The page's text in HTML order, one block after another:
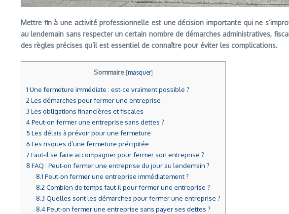
Mettre fin à une activité professionnelle est une décision importante qui ne
au lendemain sans respecter un certain nombre de démarches administratives,
des règles précises qu’il est essentiel de connaître pour éviter les complications.
Sommaire [masquer]
1 Une fermeture immédiate : est-ce vraiment possible ?
2 Les démarches pour fermer une entreprise
3 Les obligations financières et fiscales
4Peut-on fermer une entreprise sans dettes ?
5 Les délais à prévoir pour une fermeture
6 Les risques d’une fermeture précipitée
7 Faut-il se faire accompagner pour fermer son entreprise ?
8 FAQ : Peut-on fermer une entreprise du jour au lendemain ?
8.1 Peut-on fermer une entreprise immédiatement ?
8.2 Combien de temps faut-il pour fermer une entreprise ?
8.3 Quelles sont les démarches pour fermer une entreprise ?
8.4Peut-on fermer une entreprise sans payer ses dettes ?